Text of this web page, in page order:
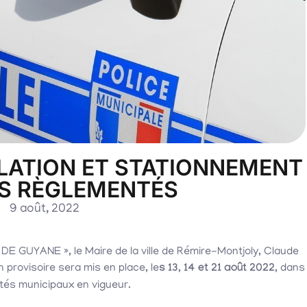
ET STATIONNEMENT
RÈGLEMENTÉS
9 août, 2022
GUYANE », le Maire de la ville de Rémire-Montjoly, Claude
provisoire sera mis en place, les 13, 14 et 21 août 2022, dans
municipaux en vigueur.
07
2026